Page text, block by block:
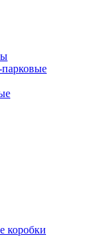
коробки